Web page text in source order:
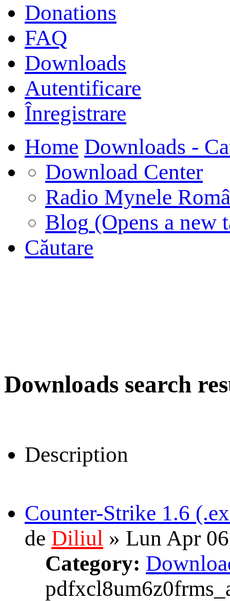
Donations
FAQ
Downloads
Autentificare
Înregistrare
Home Downloads -
Download Center
Radio Mynele
Blog (Opens a new
Căutare
Downloads search
Description
Counter-Strike 1.6
de Diliul » Lun Apr
Category: